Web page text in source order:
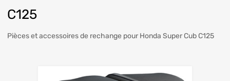
C125
Pièces et accessoires de rechange pour Honda Super Cub C125